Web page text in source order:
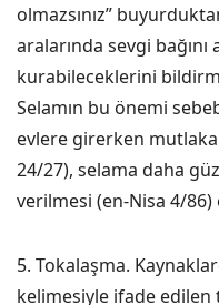
olmazsınız”
aralarında sevgi
kurabileceklerini
Selamın bu önemi
evlere girerken
24/27), selama daha
verilmesi (en-Nisa 4/
5. Tokalaşma.
kelimesiyle ifade edilen